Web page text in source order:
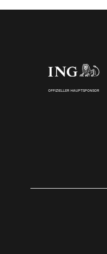
OFFIZIELLER HAUPTSPONSOR